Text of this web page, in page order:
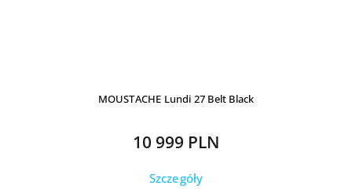
MOUSTACHE Lundi 27 Belt Black
10 999 PLN
Szczegóły